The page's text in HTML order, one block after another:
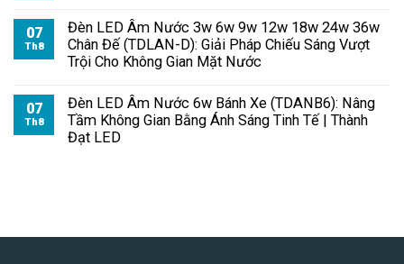
07
Th8
Đèn LED Âm Nước 3w 6w 9w 12w 18w 24w 36w
Chân Đế (TDLAN-D): Giải Pháp Chiếu Sáng Vượt
Trội Cho Không Gian Mặt Nước
07
Th8
Đèn LED Âm Nước 6w Bánh Xe (TDANB6): Nâng
Tầm Không Gian Bằng Ánh Sáng Tinh Tế | Thành
Đạt LED